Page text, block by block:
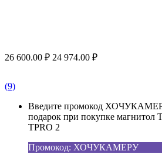
26 600.00 ₽ 24 974.00 ₽
(9)
Введите промокод
подарок при покупке магнитол
TPRO 2
Промокод: ХОЧУКАМЕРУ